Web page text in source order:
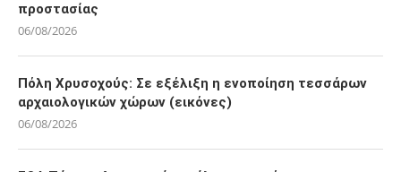
προστασίας
06/08/2026
Πόλη Χρυσοχούς: Σε εξέλιξη η ενοποίηση τεσσάρων
αρχαιολογικών χώρων (εικόνες)
06/08/2026